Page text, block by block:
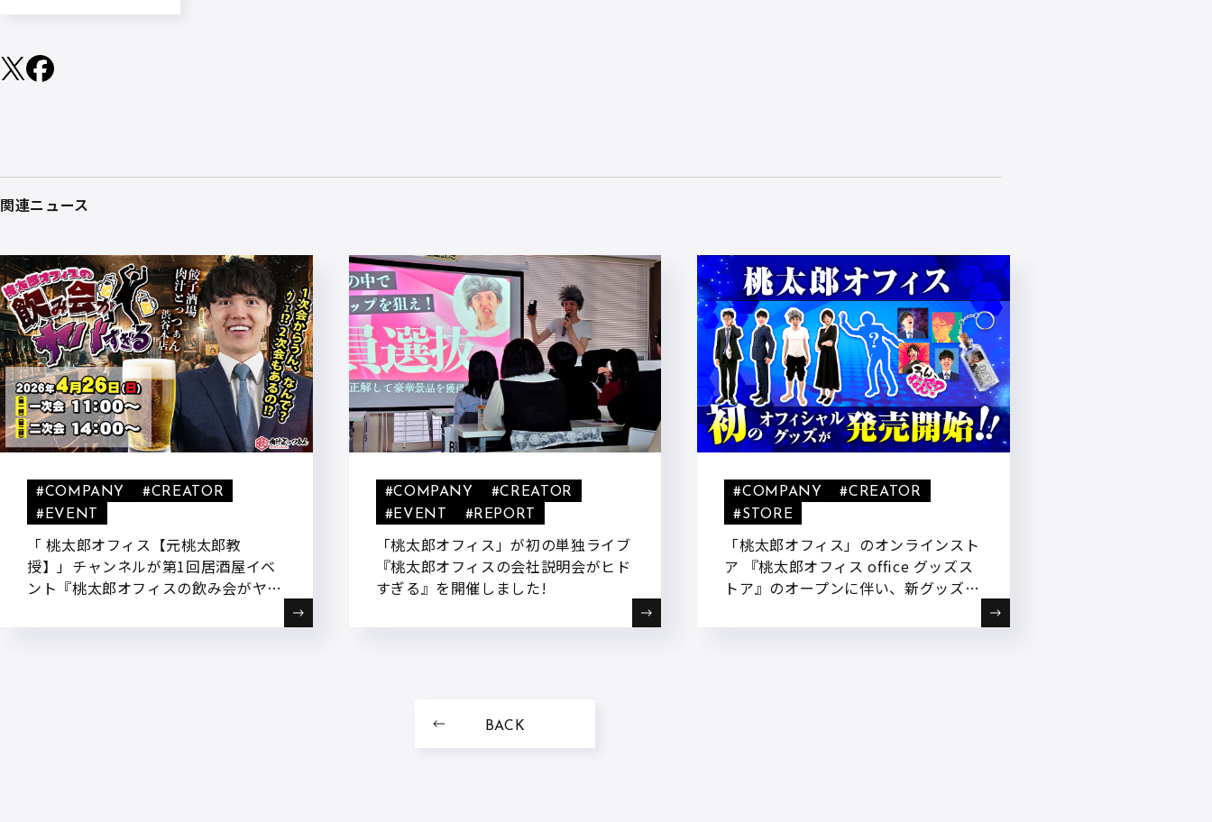
関連ニュース
「 桃太郎オフィス【元桃太郎教
授】」チャンネルが第1回居酒屋イベ
ント『桃太郎オフィスの飲み会がヤバ
#COMPANY
#CREATOR
#EVENT
「桃太郎オフィス」が初の単独ライブ
『桃太郎オフィスの会社説明会がヒド
すぎる』を開催しました!
#COMPANY
#CREATOR
#EVENT
#REPORT
「桃太郎オフィス」のオンラインスト
ア 『桃太郎オフィス office グッズス
トア』のオープンに伴い、新グッズの
#COMPANY
#CREATOR
#STORE
BACK